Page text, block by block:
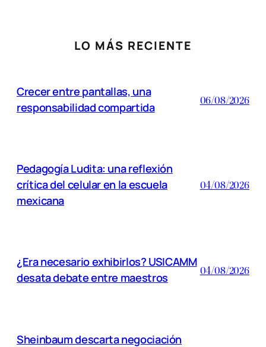
LO MÁS RECIENTE
Crecer entre pantallas, una
responsabilidad compartida
06/08/2026
Pedagogía Ludita: una reflexión
crítica del celular en la escuela
mexicana
04/08/2026
¿Era necesario exhibirlos? USICAMM
desata debate entre maestros
04/08/2026
Sheinbaum descarta negociación